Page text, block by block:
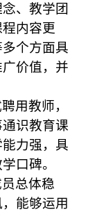
、教学团
内容更
个方面具
价值，并
用教师，
识教育课
力强，具
口碑。
总体稳
能够运用